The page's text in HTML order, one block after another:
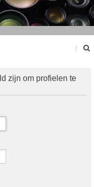
zijn om profielen te